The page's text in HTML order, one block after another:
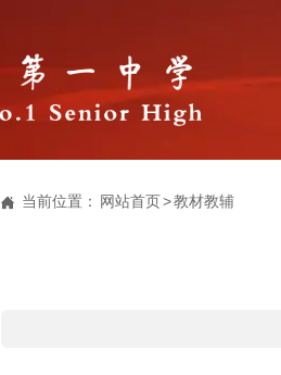
 当前位置： 网站首页>教材教辅